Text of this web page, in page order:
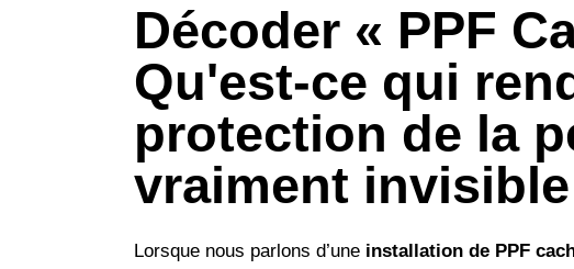
Décoder « PPF
Qu'est-ce qui
protection de la
vraiment
Lorsque nous parlons d’une installation de PPF